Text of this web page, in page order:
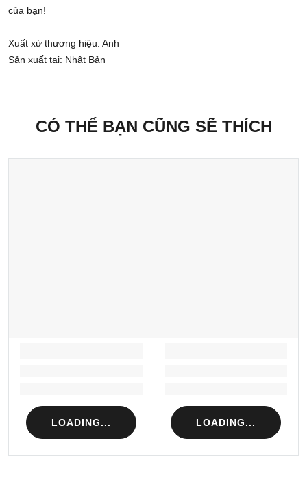
của bạn!
Xuất xứ thương hiệu: Anh
Sản xuất tại: Nhật Bản
CÓ THỂ BẠN CŨNG SẼ THÍCH
LOADING... LOADING...